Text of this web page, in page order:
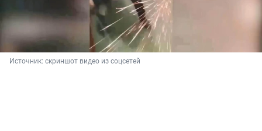
Источник: скриншот видео из соцсетей